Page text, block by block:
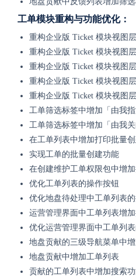
工单模块重构与功能优化：
重构企业版 Ticket 模块视图
重构企业版 Ticket 模块视图
重构企业版 Ticket 模块视图
重构企业版 Ticket 模块视图
重构企业版 Ticket 模块视图
工单筛选标签中增加「由我
工单筛选标签中增加「由我
在工单列表中增加打印批量
实现工单的批量创建功能
在创建维护工单权限包中增
优化工单列表的操作按钮
优化地盘待处理中工单列表
运营管理界面中工单列表增
优化运营管理界面中工单列
地盘贡献的三级导航菜单中
地盘贡献中增加工单列表
贡献的工单列表中增加搜索